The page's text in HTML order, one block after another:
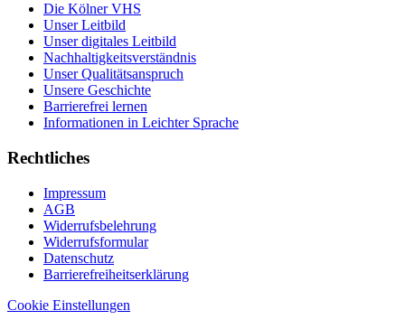
Die Kölner VHS
Unser Leitbild
Unser digitales Leitbild
Nachhaltigkeitsverständnis
Unser Qualitätsanspruch
Unsere Geschichte
Barrierefrei lernen
Informationen in Leichter Sprache
Rechtliches
Impressum
AGB
Widerrufsbelehrung
Widerrufsformular
Datenschutz
Barrierefreiheitserklärung
Cookie Einstellungen